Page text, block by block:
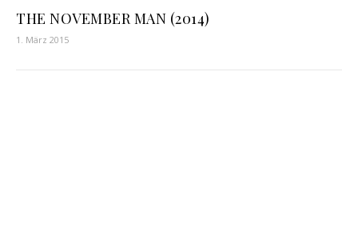
THE NOVEMBER MAN (2014)
1. März 2015